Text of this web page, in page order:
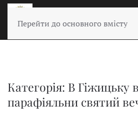
Перейти до основного вмісту
Категорія: В Гіжицьку
парафіяльни святий